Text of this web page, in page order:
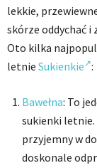
lekkie,
skórze oddychać
Oto kilka
letnie Sukienkie :
Bawełna: To
sukienki
przyjemny w
doskonale